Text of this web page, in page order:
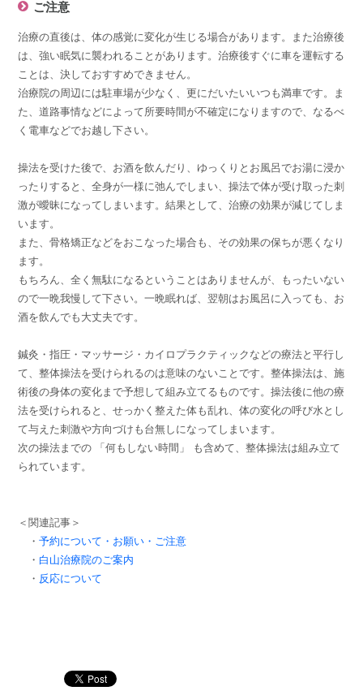
ご注意
治療の直後は、体の感覚に変化が生じる場合があります。また治療後
は、強い眠気に襲われることがあります。治療後すぐに車を運転する
ことは、決しておすすめできません。
治療院の周辺には駐車場が少なく、更にだいたいいつも満車です。ま
た、道路事情などによって所要時間が不確定になりますので、なるべ
く電車などでお越し下さい。
操法を受けた後で、お酒を飲んだり、ゆっくりとお風呂でお湯に浸か
ったりすると、全身が一様に弛んでしまい、操法で体が受け取った刺
激が曖昧になってしまいます。結果として、治療の効果が減じてしま
います。
また、骨格矯正などをおこなった場合も、その効果の保ちが悪くなり
ます。
もちろん、全く無駄になるということはありませんが、もったいない
ので一晩我慢して下さい。一晩眠れば、翌朝はお風呂に入っても、お
酒を飲んでも大丈夫です。
鍼灸・指圧・マッサージ・カイロプラクティックなどの療法と平行し
て、整体操法を受けられるのは意味のないことです。整体操法は、施
術後の身体の変化まで予想して組み立てるものです。操法後に他の療
法を受けられると、せっかく整えた体も乱れ、体の変化の呼び水とし
て与えた刺激や方向づけも台無しになってしまいます。
次の操法までの 「何もしない時間」 も含めて、整体操法は組み立て
られています。
＜関連記事＞
・予約について・お願い・ご注意
・ 白山治療院のご案内
・ 反応について